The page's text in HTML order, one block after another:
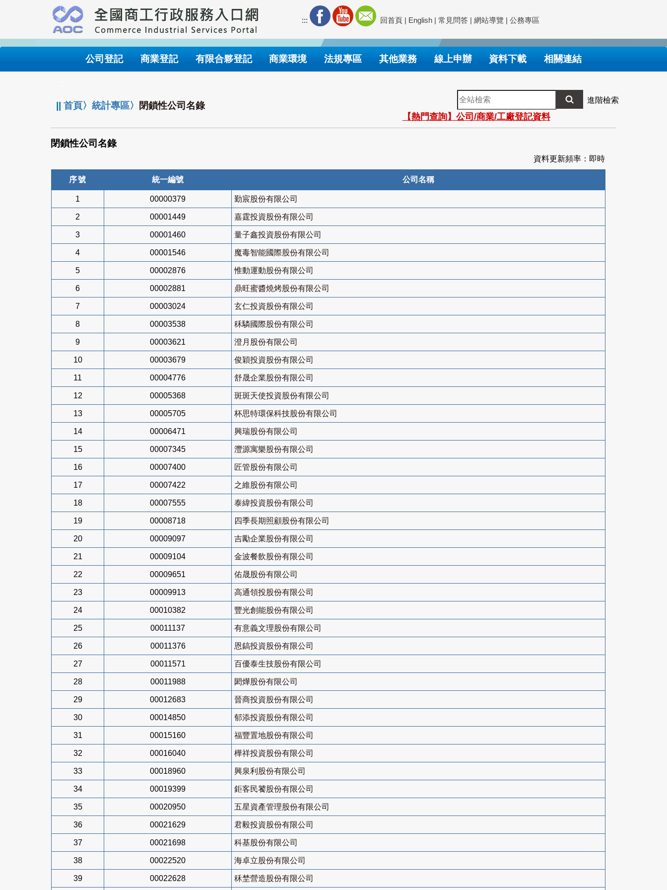
要
內
::: 回首頁 | English | 常見問答 | 網站導覽 | 公務專區
公司登記 商業登記 有限合夥登記 商業環境 法規專區 其他業務 線上申辦 資料下載 相關連結
||首頁〉統計專區〉 閉鎖性公司名錄
全
站
檢
索
進階檢索
【熱門查詢】公司/商業/工廠登記資料
閉鎖性公司名錄
資料更新頻率：即時
序號 統一編號 公司名稱
1 00000379 勤宸股份有限公司
2 00001449 嘉霆投資股份有限公司
3 00001460 量子鑫投資股份有限公司
4 00001546 魔毒智能國際股份有限公司
5 00002876 惟動運動股份有限公司
6 00002881 鼎旺蜜醬燒烤股份有限公司
7 00003024 玄仁投資股份有限公司
8 00003538 秝驎國際股份有限公司
9 00003621 澄月股份有限公司
10 00003679 俊穎投資股份有限公司
11 00004776 舒晟企業股份有限公司
12 00005368 斑斑天使投資股份有限公司
13 00005705 杯思特環保科技股份有限公司
14 00006471 興瑞股份有限公司
15 00007345 灃源寓樂股份有限公司
16 00007400 匠管股份有限公司
17 00007422 之維股份有限公司
18 00007555 泰緯投資股份有限公司
19 00008718 四季長期照顧股份有限公司
20 00009097 吉勵企業股份有限公司
21 00009104 金波餐飲股份有限公司
22 00009651 佑晟股份有限公司
23 00009913 高通領投股份有限公司
24 00010382 豐光創能股份有限公司
25 00011137 有意義文理股份有限公司
26 00011376 恩鎬投資股份有限公司
27 00011571 百優泰生技股份有限公司
28 00011988 閎燁股份有限公司
29 00012683 晉商投資股份有限公司
30 00014850 郁添投資股份有限公司
31 00015160 福豐置地股份有限公司
32 00016040 樺祥投資股份有限公司
33 00018960 興泉利股份有限公司
34 00019399 鉅客民饕股份有限公司
35 00020950 五星資產管理股份有限公司
36 00021629 君毅投資股份有限公司
37 00021698 科基股份有限公司
38 00022520 海卓立股份有限公司
39 00022628 秝埜營造股份有限公司